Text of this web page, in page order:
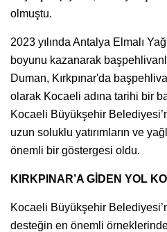
olmuştu.
2023 yılında Antalya Elmalı
boyunu kazanarak
Duman, Kırkpınar'da
olarak Kocaeli adına tarihi bir
Kocaeli Büyükşehir
uzun soluklu yatırımların ve
önemli bir göstergesi oldu.
KIRKPINAR’A GİDEN YOL
Kocaeli Büyükşehir
desteğin en önemli